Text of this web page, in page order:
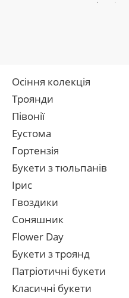
Осіння колекція
Троянди
Півонії
Еустома
Гортензія
Букети з тюльпанів
Ірис
Гвоздики
Соняшник
Flower Day
Букети з троянд
Патріотичні букети
Класичні букети